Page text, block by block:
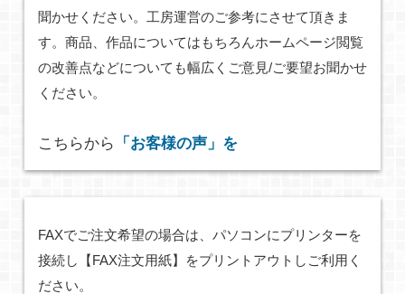
聞かせください。工房運営のご参考にさせて頂きま
す。商品、作品についてはもちろんホームページ閲覧
の改善点などについても幅広くご意見/ご要望お聞かせ
ください。
こちらから 「お客様の声」を
FAXでご注文希望の場合は、パソコンにプリンターを
接続し【FAX注文用紙】をプリントアウトしご利用く
ださい。